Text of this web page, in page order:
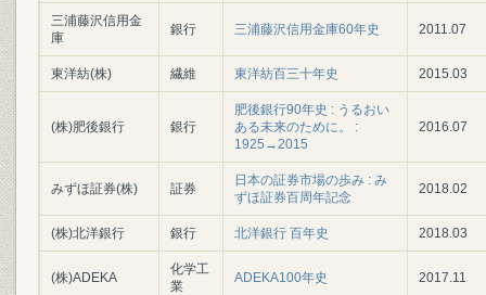
三浦藤沢信用金
庫
銀行 三浦藤沢信用金庫60年史 2011.07
東洋紡(株) 繊維 東洋紡百三十年史 2015.03
(株)肥後銀行 銀行
肥後銀行90年史 : うるおい
ある未来のために。 :
1925→2015
2016.07
みずほ証券(株) 証券
日本の証券市場の歩み : み
ずほ証券百周年記念
2018.02
(株)北洋銀行 銀行 北洋銀行 百年史 2018.03
(株)ADEKA
化学工
業
ADEKA100年史 2017.11